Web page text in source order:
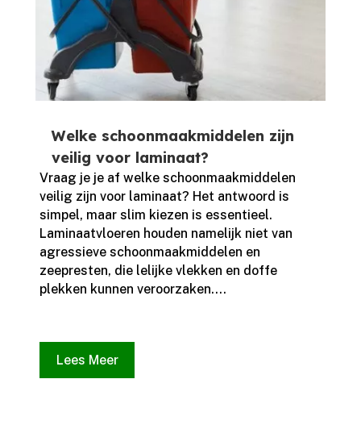
Welke schoonmaakmiddelen zijn
veilig voor laminaat?
Vraag je je af welke schoonmaakmiddelen
veilig zijn voor laminaat? Het antwoord is
simpel, maar slim kiezen is essentieel.​
Laminaatvloeren houden namelijk niet van
agressieve schoonmaakmiddelen en
zeepresten, die lelijke vlekken en doffe
plekken kunnen veroorzaken.​...
Lees Meer